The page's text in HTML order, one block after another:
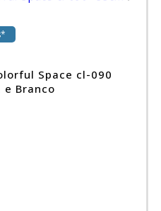
Space cl-090
e Branco